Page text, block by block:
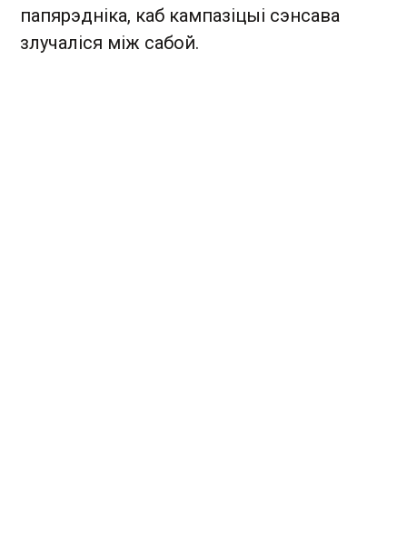
папярэдніка, каб кампазіцыі сэнсава
злучаліся між сабой.